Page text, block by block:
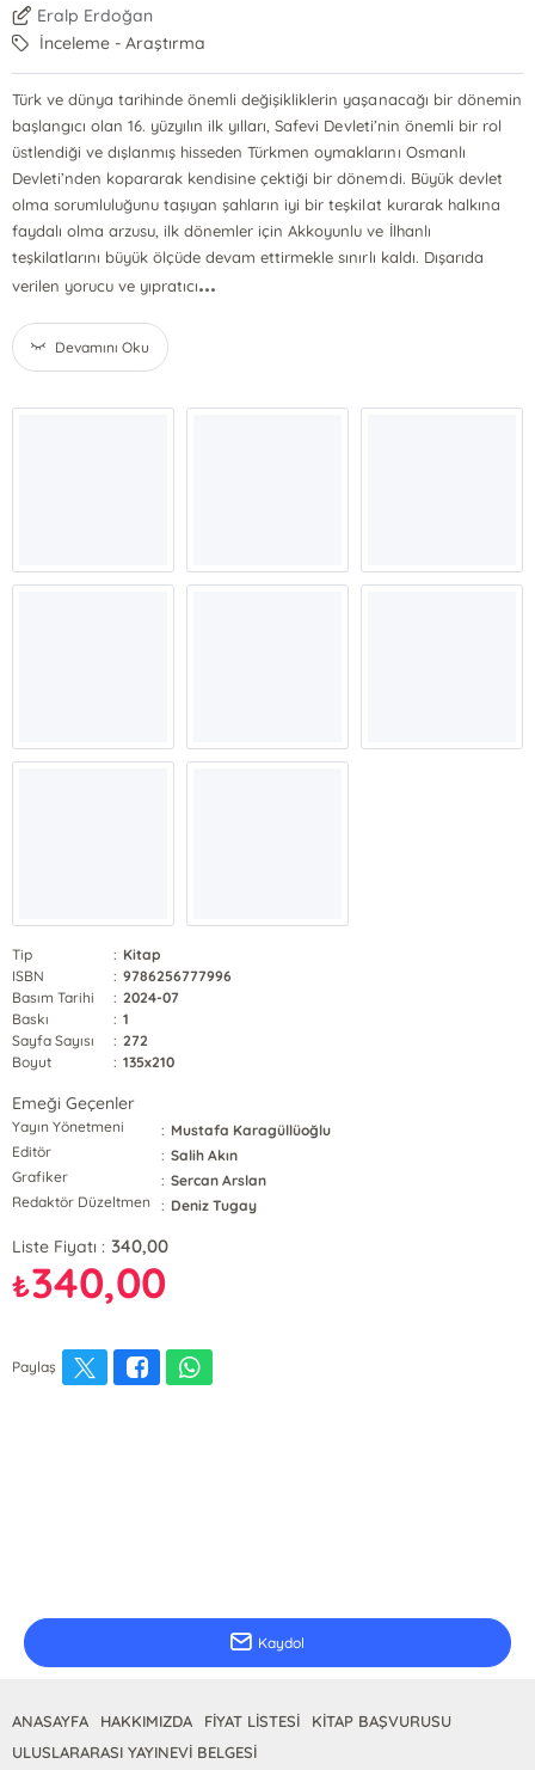
Eralp Erdoğan
İnceleme - Araştırma
Türk ve dünya tarihinde önemli değişikliklerin yaşanacağı bir dönemin
başlangıcı olan 16. yüzyılın ilk yılları, Safevi Devleti’nin önemli bir rol
üstlendiği ve dışlanmış hisseden Türkmen oymaklarını Osmanlı
Devleti’nden kopararak kendisine çektiği bir dönemdi. Büyük devlet
olma sorumluluğunu taşıyan şahların iyi bir teşkilat kurarak halkına
faydalı olma arzusu, ilk dönemler için Akkoyunlu ve İlhanlı
teşkilatlarını büyük ölçüde devam ettirmekle sınırlı kaldı. Dışarıda
verilen yorucu ve yıpratıcı...
Devamını Oku
Tip : Kitap
ISBN
: 9786256777996
Basım Tarihi
: 2024-07
Baskı
: 1
Sayfa Sayısı
: 272
Boyut
: 135x210
Emeği Geçenler
Yayın Yönetmeni : Mustafa Karagüllüoğlu
Editör
: Salih Akın
Grafiker
: Sercan Arslan
Redaktör Düzeltmen
: Deniz Tugay
Liste Fiyatı : 340,00
₺340,00
Paylaş
Kaydol
ANASAYFA HAKKIMIZDA FİYAT LİSTESİ
KİTAP BAŞVURUSU
ULUSLARARASI YAYINEVİ BELGESİ